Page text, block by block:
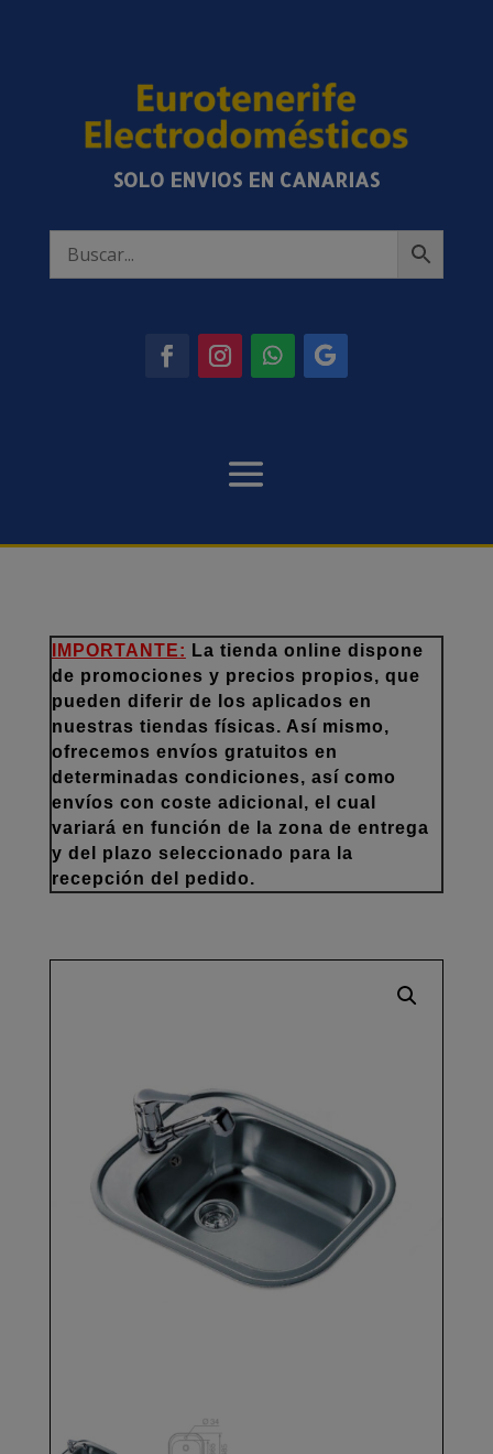
SOLO ENVIOS EN CANARIAS
IMPORTANTE: La tienda online dispone
de promociones y precios propios, que
pueden diferir de los aplicados en
nuestras tiendas físicas. Así mismo,
ofrecemos envíos gratuitos en
determinadas condiciones, así como
envíos con coste adicional, el cual
variará en función de la zona de entrega
y del plazo seleccionado para la
recepción del pedido.